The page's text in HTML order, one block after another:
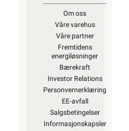
Om oss
Våre varehus
Våre partner
Fremtidens
energiløsninger
Bærekraft
Investor Relations
Personvernerklæring
EE-avfall
Salgsbetingelser
Informasjonskapsler